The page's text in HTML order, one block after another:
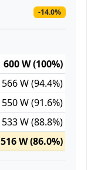
-14.0%
600 W (100%)
566 W (94.4%)
550 W (91.6%)
533 W (88.8%)
516 W (86.0%)